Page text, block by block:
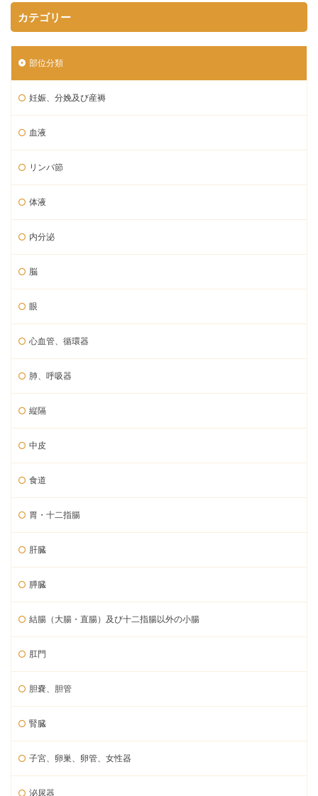
カテゴリー
部位分類
妊娠、分娩及び産褥
血液
リンパ節
体液
内分泌
脳
眼
心血管、循環器
肺、呼吸器
縦隔
中皮
食道
胃・十二指腸
肝臓
膵臓
結腸（大腸・直腸）及び十二指腸以外の小腸
肛門
胆嚢、胆管
腎臓
子宮、卵巣、卵管、女性器
泌尿器